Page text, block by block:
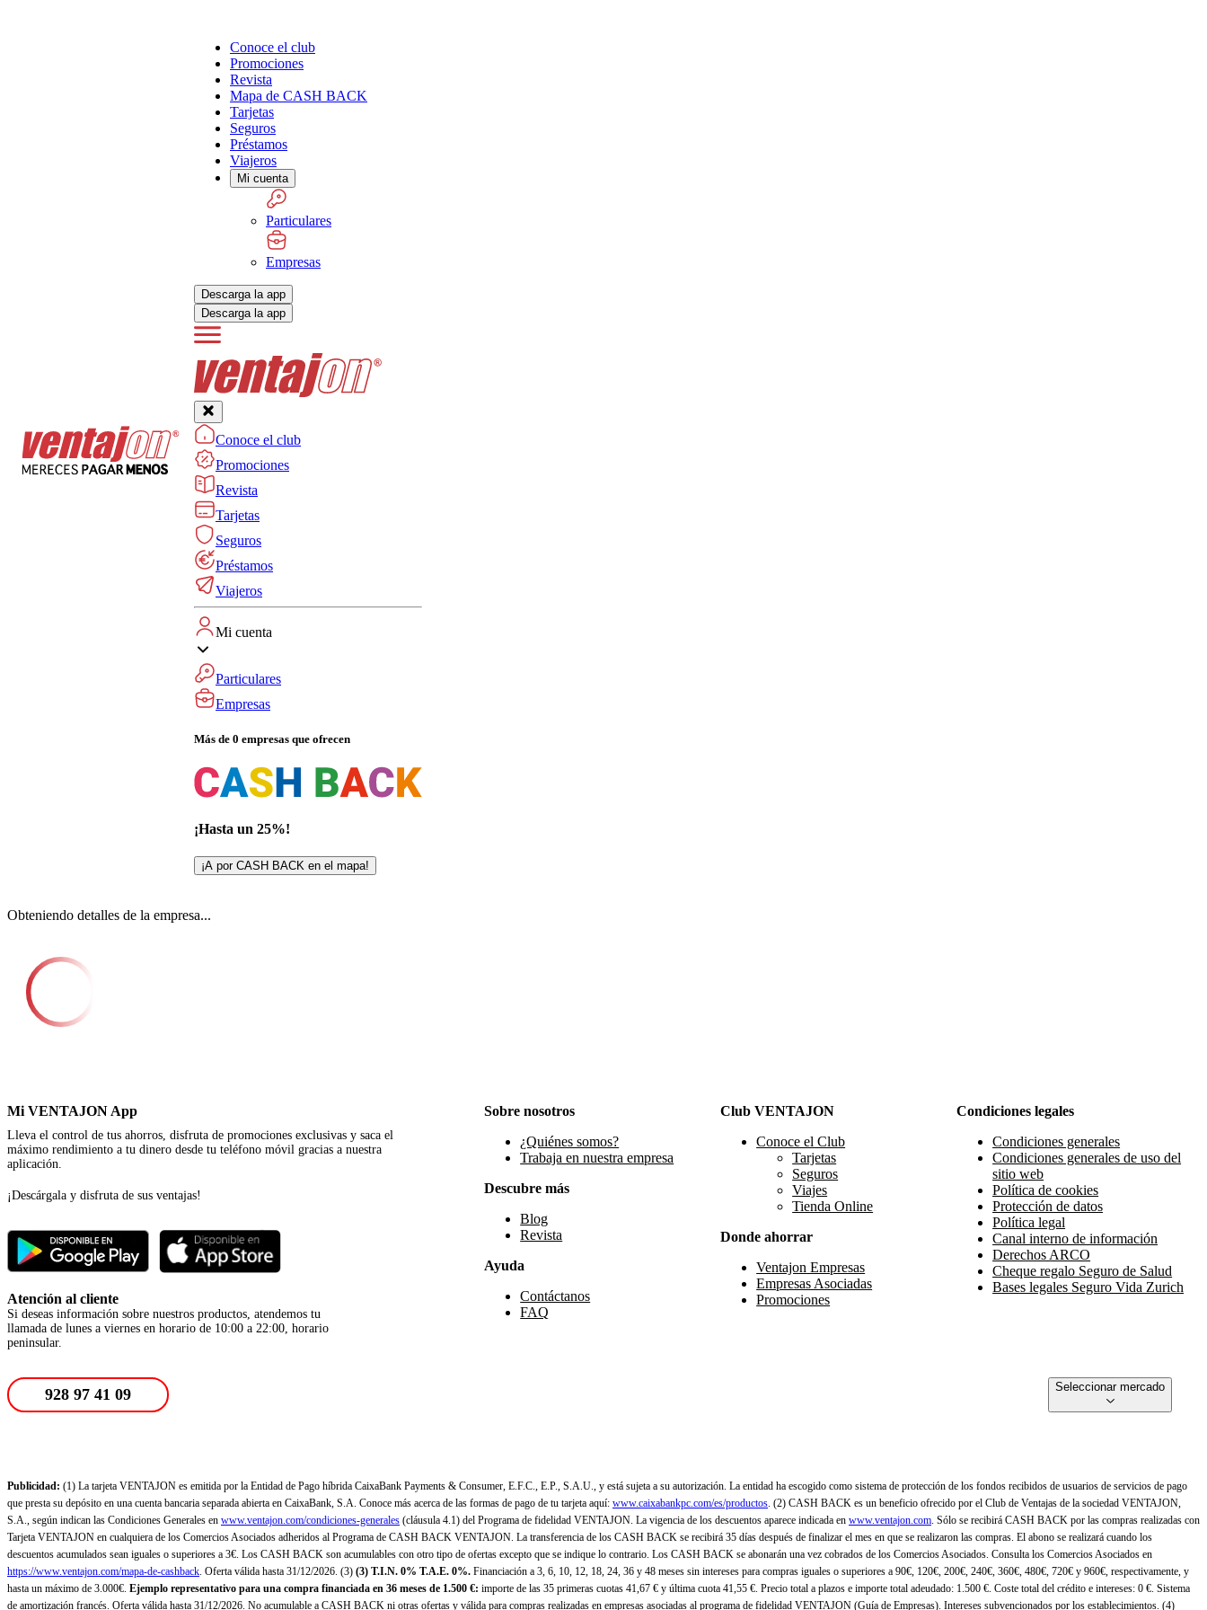
Conoce el club
Promociones
Revista
Mapa de CASH BACK
Tarjetas
Seguros
Préstamos
Viajeros
Mi cuenta
Particulares
Empresas
Descarga la app
Descarga la app
Conoce el club
Promociones
Revista
Tarjetas
Seguros
Préstamos
Viajeros
Mi cuenta
Particulares
Empresas
Más de 0 empresas que ofrecen
¡Hasta un 25%!
¡A por CASH BACK en el mapa!
Obteniendo detalles de la empresa...
Mi VENTAJON App
Lleva el control de tus ahorros, disfruta de promociones exclusivas y saca el
máximo rendimiento a tu dinero desde tu teléfono móvil gracias a nuestra
aplicación.
¡Descárgala y disfruta de sus ventajas!
Atención al cliente
Si deseas información sobre nuestros productos, atendemos tu
llamada de lunes a viernes en horario de 10:00 a 22:00, horario
peninsular.
Sobre nosotros
¿Quiénes somos?
Trabaja en nuestra empresa
Descubre más
Blog
Revista
Ayuda
Contáctanos
FAQ
Club VENTAJON
Conoce el Club
Tarjetas
Seguros
Viajes
Tienda Online
Donde ahorrar
Ventajon Empresas
Empresas Asociadas
Promociones
Condiciones legales
Condiciones generales
Condiciones generales de uso del
sitio web
Política de cookies
Protección de datos
Política legal
Canal interno de información
Derechos ARCO
Cheque regalo Seguro de Salud
Bases legales Seguro Vida Zurich
928 97 41 09 Seleccionar mercado
Publicidad: (1) La tarjeta VENTAJON es emitida por la Entidad de Pago híbrida CaixaBank Payments & Consumer, E.F.C., E.P., S.A.U., y está sujeta a su autorización. La entidad ha escogido como sistema de protección de los fondos recibidos de usuarios de servicios de pago
que presta su depósito en una cuenta bancaria separada abierta en CaixaBank, S.A. Conoce más acerca de las formas de pago de tu tarjeta aquí: www.caixabankpc.com/es/productos. (2) CASH BACK es un beneficio ofrecido por el Club de Ventajas de la sociedad VENTAJON,
S.A., según indican las Condiciones Generales en www.ventajon.com/condiciones-generales (cláusula 4.1) del Programa de fidelidad VENTAJON. La vigencia de los descuentos aparece indicada en www.ventajon.com. Sólo se recibirá CASH BACK por las compras realizadas con
Tarjeta VENTAJON en cualquiera de los Comercios Asociados adheridos al Programa de CASH BACK VENTAJON. La transferencia de los CASH BACK se recibirá 35 días después de finalizar el mes en que se realizaron las compras. El abono se realizará cuando los
descuentos acumulados sean iguales o superiores a 3€. Los CASH BACK son acumulables con otro tipo de ofertas excepto que se indique lo contrario. Los CASH BACK se abonarán una vez cobrados de los Comercios Asociados. Consulta los Comercios Asociados en
https://www.ventajon.com/mapa-de-cashback. Oferta válida hasta 31/12/2026. (3) (3) T.I.N. 0% T.A.E. 0%. Financiación a 3, 6, 10, 12, 18, 24, 36 y 48 meses sin intereses para compras iguales o superiores a 90€, 120€, 200€, 240€, 360€, 480€, 720€ y 960€, respectivamente, y
hasta un máximo de 3.000€. Ejemplo representativo para una compra financiada en 36 meses de 1.500 €: importe de las 35 primeras cuotas 41,67 € y última cuota 41,55 €. Precio total a plazos e importe total adeudado: 1.500 €. Coste total del crédito e intereses: 0 €. Sistema
de amortización francés. Oferta válida hasta 31/12/2026. No acumulable a CASH BACK ni otras ofertas y válida para compras realizadas en empresas asociadas al programa de fidelidad VENTAJON (Guía de Empresas). Intereses subvencionados por los establecimientos. (4)